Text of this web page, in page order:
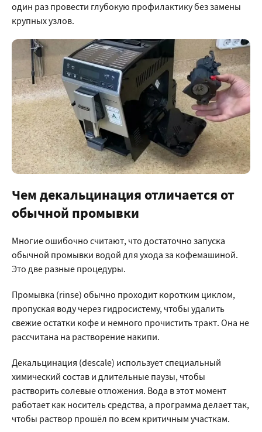
один раз провести глубокую профилактику без замены
крупных узлов.
Чем декальцинация отличается от
обычной промывки
Многие ошибочно считают, что достаточно запуска
обычной промывки водой для ухода за кофемашиной.
Это две разные процедуры.
Промывка (rinse) обычно проходит коротким циклом,
пропуская воду через гидросистему, чтобы удалить
свежие остатки кофе и немного прочистить тракт. Она не
рассчитана на растворение накипи.
Декальцинация (descale) использует специальный
химический состав и длительные паузы, чтобы
растворить солевые отложения. Вода в этот момент
работает как носитель средства, а программа делает так,
чтобы раствор прошёл по всем критичным участкам.